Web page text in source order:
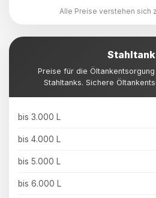
Alle Preise verstehen sich
Preise für die
Stahltanks. Sichere
bis 3.000 L
bis 4.000 L
bis 5.000 L
bis 6.000 L